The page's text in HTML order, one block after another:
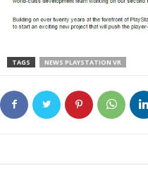
TAGS NEWS PLAYSTATION VR